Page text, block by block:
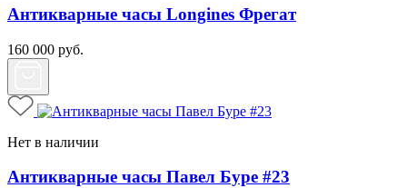
Антикварные часы Longines Фрегат
160 000 руб.
Нет в наличии
Антикварные часы Павел Буре #23